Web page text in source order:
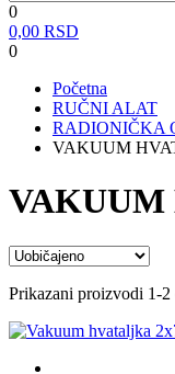
0
0,00 RSD
0
Početna
RUČNI ALAT
RADIONIČKA
VAKUUM
VAKUUM
Prikazani proizvodi 1-2